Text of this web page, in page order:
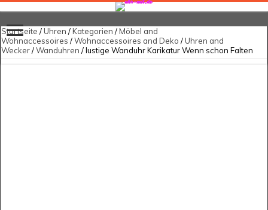
Startseite /Uhren /Kategorien /Möbel and
Wohnaccessoires /Wohnaccessoires and Deko /Uhren and
Wecker/Wanduhren / lustige Wanduhr Karikatur Wenn schon Falten